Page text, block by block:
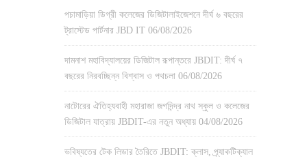
পচামাড়িয়া ডিগ্রী কলেজের ডিজিটালাইজেশনে দীর্ঘ ৬ বছরের
ট্রাস্টেড পার্টনার JBD IT 06/08/2026
দামনাশ মহাবিদ্যালয়ের ডিজিটাল রূপান্তরে JBDIT: দীর্ঘ ৭
বছরের নিরবচ্ছিন্ন বিশ্বাস ও পথচলা 06/08/2026
নাটোরের ঐতিহ্যবাহী মহারাজা জগদিন্দ্র নাথ স্কুল ও কলেজের
ডিজিটাল যাত্রায় JBDIT-এর নতুন অধ্যায় 04/08/2026
ভবিষ্যতের টেক লিডার তৈরিতে JBDIT: ক্লাস, প্র্যাকটিক্যাল